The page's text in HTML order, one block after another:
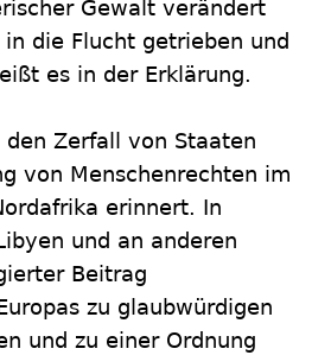
Gewalt verändert
die Flucht getrieben und
es in der Erklärung.
Zerfall von Staaten
von Menschenrechten im
erinnert. In
und an anderen
Beitrag
zu glaubwürdigen
und zu einer Ordnung